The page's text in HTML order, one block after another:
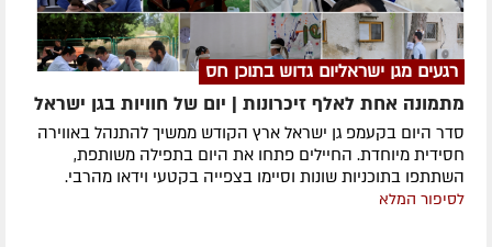
רגעים מגן ישראליום גדוש בתוכן חס
מתמונה אחת לאלף זיכרונות | יום של חוויות בגן ישראל
סדר היום בקעמפ גן ישראל ארץ הקודש ממשיך להתנהל באווירה
חסידית מיוחדת. החיילים פתחו את היום בתפילה משותפת,
השתתפו בתוכניות שונות וסיימו בצפייה בקטעי וידאו מהרבי.
לסיפור המלא